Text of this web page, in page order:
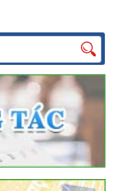
Tìm
kiếm